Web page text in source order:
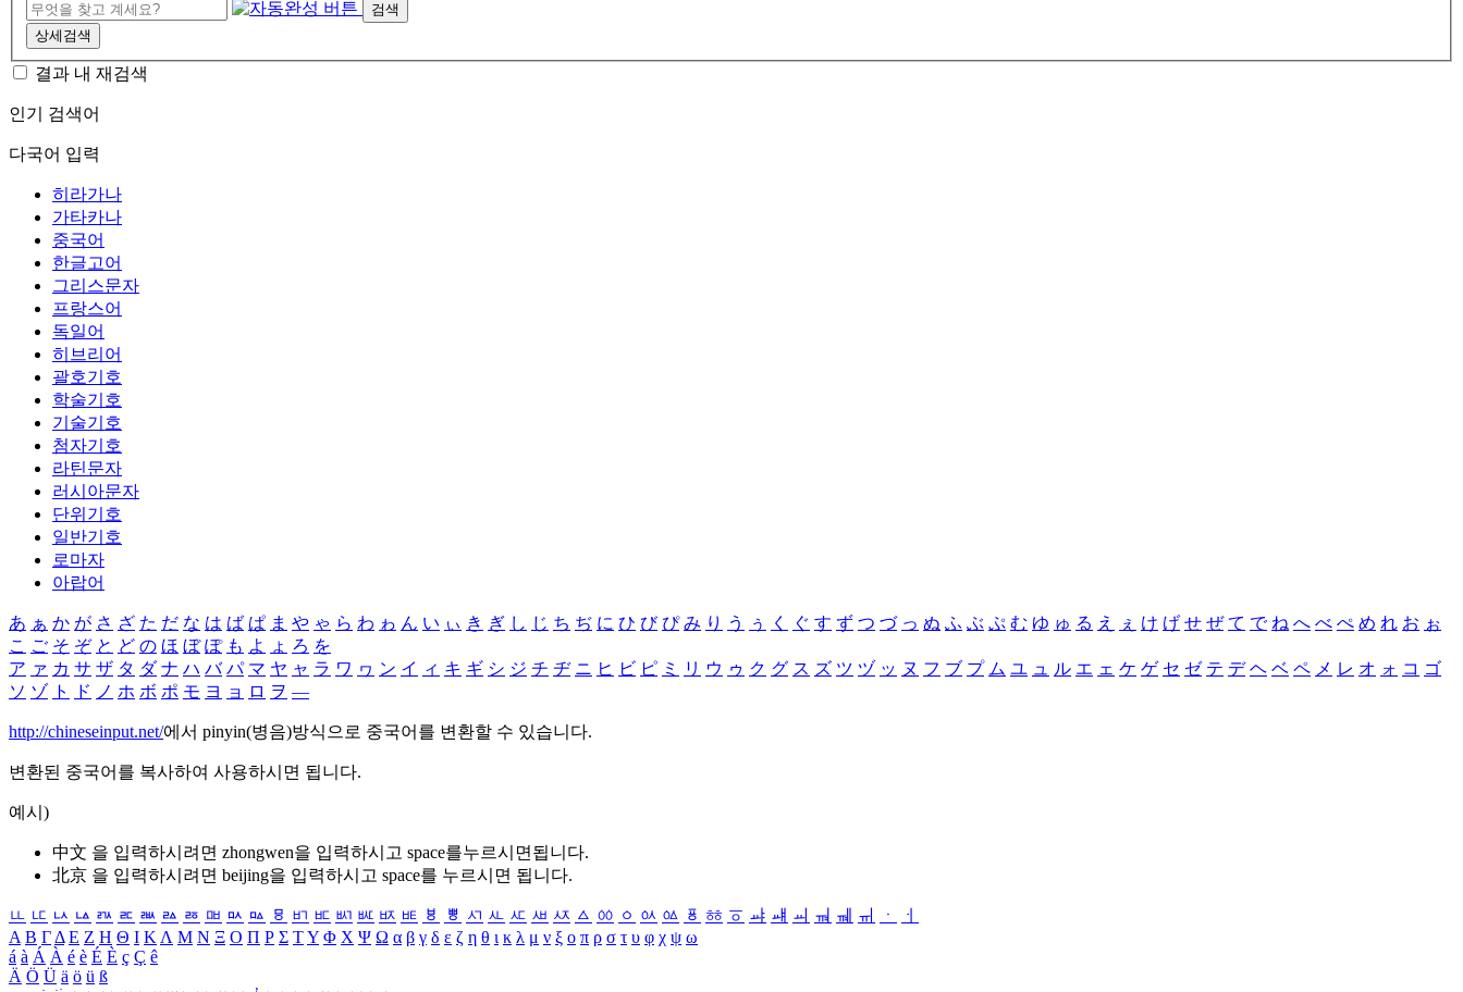
검색
상세검색
결과 내 재검색
인기 검색어
다국어 입력
히라가나
가타카나
중국어
한글고어
그리스문자
프랑스어
독일어
히브리어
괄호기호
학술기호
기술기호
첨자기호
라틴문자
러시아문자
단위기호
일반기호
로마자
아랍어
あ ぁ か が さ ざ た だ な は ば ぱ ま や ゃ ら わ ゎ ん い ぃ き ぎ し じ ち ぢ に ひ び ぴ み り う ぅ く ぐ す ず つ づ っ ぬ ふ ぶ ぷ む ゆ ゅ る え ぇ け げ せ ぜ て で ね へ べ ぺ め れ お ぉ
こ ご そ ぞ と ど の ほ ぼ ぽ も よ ょ ろ を
ア ァ カ サ ザ タ ダ ナ ハ バ パ マ ヤ ャ ラ ワ ヮ ン イ ィ キ ギ シ ジ チ ヂ ニ ヒ ビ ピ ミ リ ウ ゥ ク グ ス ズ ツ ヅ ッ ヌ フ ブ プ ム ユ ュ ル エ ェ ケ ゲ セ ゼ テ デ ヘ ベ ペ メ レ オ ォ コ ゴ
ソ ゾ ト ド ノ ホ ボ ポ モ ヨ ョ ロ ヲ ―
http://chineseinput.net/에서 pinyin(병음)방식으로 중국어를 변환할 수 있습니다.
변환된 중국어를 복사하여 사용하시면 됩니다.
예시)
中文 을 입력하시려면 zhongwen을 입력하시고 space를누르시면됩니다.
北京 을 입력하시려면 beijing을 입력하시고 space를 누르시면 됩니다.
ㅥ ㅦ ㅧ ㅨ ㅩ ㅪ ㅫ ㅬ ㅭ ㅮ ㅯ ㅰ ㅱ ㅲ ㅳ ㅴ ㅵ ㅶ ㅷ ㅸ ㅹ ㅺ ㅻ ㅼ ㅽ ㅾ ㅿ ㆀ ㆁ ㆂ ㆃ ㆄ ㆅ ㆆ ㆇ ㆈ ㆉ ㆊ ㆋ ㆌ ㆍ
ㆎ
Α Β ΓΔ Ε Ζ Η Θ Ι ΚΛ Μ Ν Ξ Ο Π Ρ Σ ΤΥ Φ Χ Ψ Ω α β γ δ ε ζ η θ ι κ λ μ ν ξ ο π ρ σ τ υ φ χ ψ ω
á à Á À é è É È ç Ç ê
Ä Ö Ü ä ö ü ß